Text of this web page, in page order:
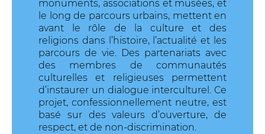
monuments, associations et musées, et
le long de parcours urbains, mettent en
avant le rôle de la culture et des
religions dans l’histoire, l’actualité et les
parcours de vie. Des partenariats avec
des membres de communautés
culturelles et religieuses permettent
d’instaurer un dialogue interculturel. Ce
projet, confessionnellement neutre, est
basé sur des valeurs d’ouverture, de
respect, et de non-discrimination.